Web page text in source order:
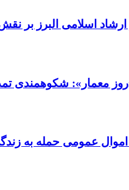
اسلامی البرز بر
معمار»: شکوهمندی
عمومی حمله به